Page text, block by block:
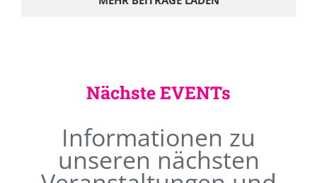
Nächste EVENTs
Informationen zu
unseren nächsten